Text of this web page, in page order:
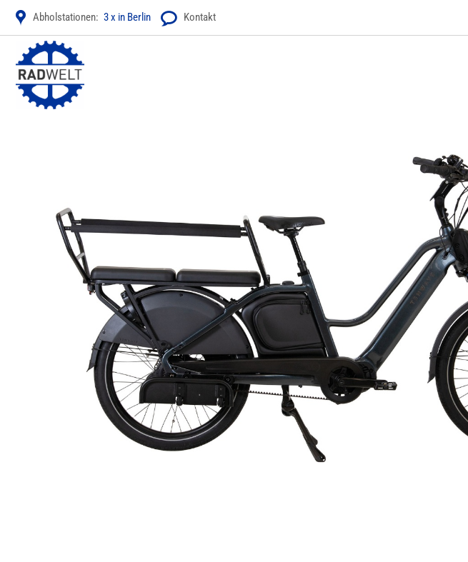
Zum
Inhalt
springen
Abholstationen: 3 x in Berlin Kontakt